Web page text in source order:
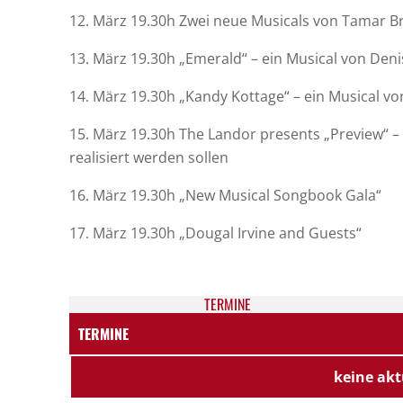
12. März 19.30h Zwei neue Musicals von Tamar
13. März 19.30h „Emerald“ – ein Musical von
14. März 19.30h „Kandy Kottage“ – ein Musical
15. März 19.30h The Landor presents
realisiert werden sollen
16. März 19.30h „New Musical Songbook Gala“
17. März 19.30h „Dougal Irvine and Guests“
TER­MI­NE
TERMINE
keine